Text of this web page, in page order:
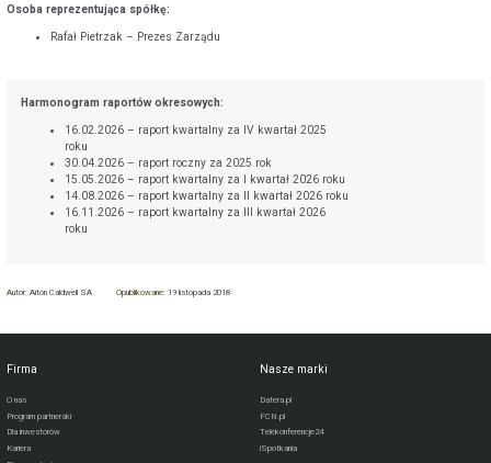
Osoba reprezentująca spółkę:
Rafał Pietrzak – Prezes Zarządu
Harmonogram raportów okresowych:
16.02.2026 – raport kwartalny za IV kwartał 2025
roku
30.04.2026 – raport roczny za 2025 rok
15.05.2026 – raport kwartalny za I kwartał 2026 roku
14.08.2026 – raport kwartalny za II kwartał 2026 roku
16.11.2026 – raport kwartalny za III kwartał 2026
roku
Autor:Aiton Caldwell SA Opublikowane: 19 listopada 2018
Firma
O nas
Program partnerski
Dla inwestorów
Kariera
Nasze marki
Datera.pl
FCN.pl
Telekonferencje24
iSpotkania